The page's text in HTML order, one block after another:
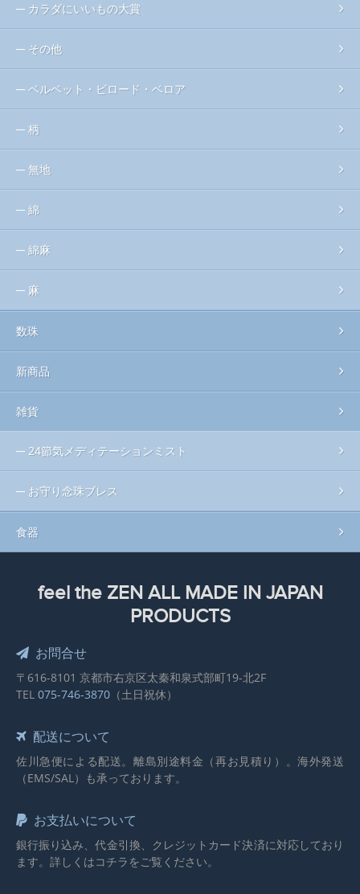
カラダにいいもの大賞
その他
ベルベット・ビロード・ベロア
柄
無地
綿
綿麻
麻
数珠
新商品
雑貨
24節気メディテーションミスト
お守り念珠ブレス
食器
feel the ZEN ALL MADE IN JAPAN
PRODUCTS
お問合せ
〒616-8101 京都市右京区太秦和泉式部町19-北2F
TEL 075-746-3870 （土日祝休）
配送について
佐川急便による配送。離島別途料金（再お見積り）。海外発送
（EMS/SAL）も承っております。
お支払いについて
銀行振り込み、代金引換、クレジットカード決済に対応しており
ます。詳しくはコチラをご覧ください。